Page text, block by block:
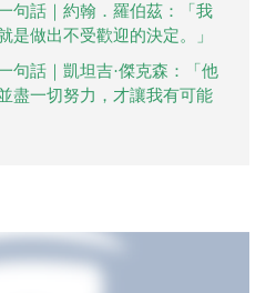
句話｜約翰．羅伯茲：「我
是做出不受歡迎的決定。」
句話｜凱坦吉·傑克森：「他
盡一切努力，才讓我有可能